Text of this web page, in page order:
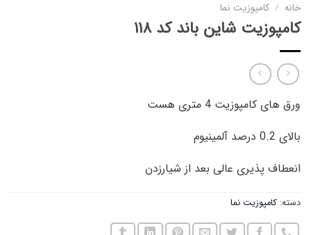
خانه / کامپوزیت نما
کامپوزیت شاین باند کد ۱۱۸
ورق های کامپوزیت 4 متری هست
بالای 0.2 درصد آلمینیوم
انعطاف پذیری عالی بعد از شیارزدن
دسته: کامپوزیت نما